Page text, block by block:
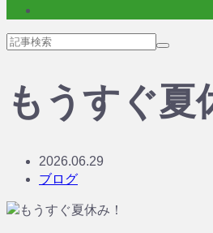
もうすぐ夏
2026.06.29
ブログ